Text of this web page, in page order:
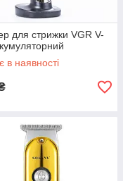
для стрижки VGR V-
в наявності